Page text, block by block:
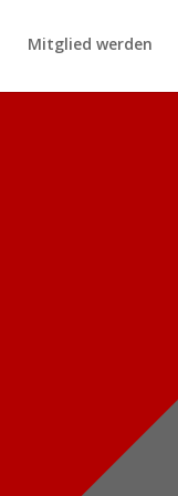
Mitglied werden